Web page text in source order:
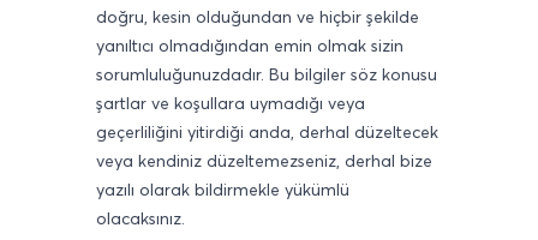
doğru, kesin olduğundan ve hiçbir şekilde
yanıltıcı olmadığından emin olmak sizin
sorumluluğunuzdadır. Bu bilgiler söz konusu
şartlar ve koşullara uymadığı veya
geçerliliğini yitirdiği anda, derhal düzeltecek
veya kendiniz düzeltemezseniz, derhal bize
yazılı olarak bildirmekle yükümlü
olacaksınız.